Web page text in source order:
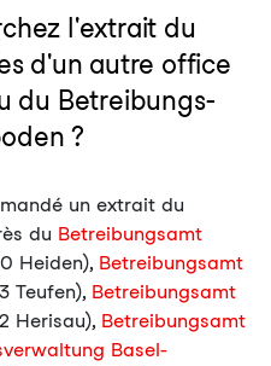
l'extrait du
d'un autre office
du Betreibungs-
?
un extrait du
du Betreibungsamt
Heiden), Betreibungsamt
Teufen), Betreibungsamt
Herisau), Betreibungsamt
Basel-